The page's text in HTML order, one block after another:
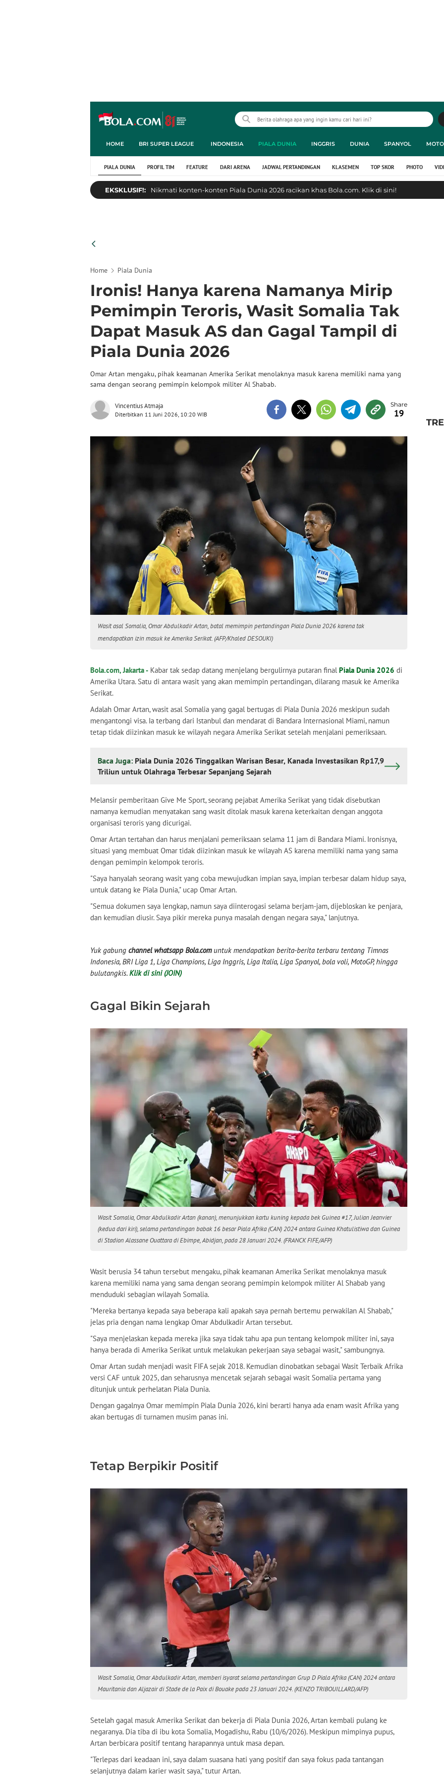
HOME BRI SUPER LEAGUE INDONESIA PIALA DUNIA INGGRIS DUNIA SPANYOL
PIALA DUNIA PROFIL TIM FEATURE DARI ARENA JADWAL PERTANDINGAN KLASEMEN TOP SKOR PHOTO
EKSKLUSIF!: Nikmati konten-konten Piala Dunia 2026 racikan khas Bola.com. Klik di sini!
Home Piala Dunia
Ironis! Hanya karena Namanya Mirip
Pemimpin Teroris, Wasit Somalia Tak
Dapat Masuk AS dan Gagal Tampil di
Piala Dunia 2026
Omar Artan mengaku, pihak keamanan Amerika Serikat menolaknya masuk karena memiliki nama yang
sama dengan seorang pemimpin kelompok militer Al Shabab.
Vincentius Atmaja
Diterbitkan 11 Juni 2026, 10:20 WIB 19
Wasit asal Somalia, Omar Abdulkadir Artan, batal memimpin pertandingan Piala Dunia 2026 karena tak
mendapatkan izin masuk ke Amerika Serikat. (AFP/Khaled DESOUKI)
Bola.com, Jakarta - Kabar tak sedap datang menjelang bergulirnya putaran finalPiala Dunia 2026 di
Amerika Utara. Satu di antara wasit yang akan memimpin pertandingan, dilarang masuk ke Amerika
Serikat.
Adalah Omar Artan, wasit asal Somalia yang gagal bertugas di Piala Dunia 2026 meskipun sudah
mengantongi visa. Ia terbang dari Istanbul dan mendarat di Bandara Internasional Miami, namun
tetap tidak diizinkan masuk ke wilayah negara Amerika Serikat setelah menjalani pemeriksaan.
Baca Juga: Piala Dunia 2026 Tinggalkan Warisan Besar, Kanada Investasikan Rp17,9
Triliun untuk Olahraga Terbesar Sepanjang Sejarah
Melansir pemberitaan Give Me Sport, seorang pejabat Amerika Serikat yang tidak disebutkan
namanya kemudian menyatakan sang wasit ditolak masuk karena keterkaitan dengan anggota
organisasi teroris yang dicurigai.
Omar Artan tertahan dan harus menjalani pemeriksaan selama 11 jam di Bandara Miami. Ironisnya,
situasi yang membuat Omar tidak diizinkan masuk ke wilayah AS karena memiliki nama yang sama
dengan pemimpin kelompok teroris.
"Saya hanyalah seorang wasit yang coba mewujudkan impian saya, impian terbesar dalam hidup saya,
untuk datang ke Piala Dunia," ucap Omar Artan.
"Semua dokumen saya lengkap, namun saya diinterogasi selama berjam-jam, dijebloskan ke penjara,
dan kemudian diusir. Saya pikir mereka punya masalah dengan negara saya," lanjutnya.
Yuk gabung channel whatsapp Bola.comuntuk mendapatkan berita-berita terbaru tentang Timnas
Indonesia, BRI Liga 1, Liga Champions, Liga Inggris, Liga Italia, Liga Spanyol, bola voli, MotoGP, hingga
bulutangkis. Klik di sini (JOIN)
Gagal Bikin Sejarah
Wasit Somalia, Omar Abdulkadir Artan (kanan), menunjukkan kartu kuning kepada bek Guinea #17, Julian Jeanvier
(kedua dari kiri), selama pertandingan babak 16 besar Piala Afrika (CAN) 2024 antara Guinea Khatulistiwa dan Guinea
di Stadion Alassane Ouattara di Ebimpe, Abidjan, pada 28 Januari 2024. (FRANCK FIFE/AFP)
Wasit berusia 34 tahun tersebut mengaku, pihak keamanan Amerika Serikat menolaknya masuk
karena memiliki nama yang sama dengan seorang pemimpin kelompok militer Al Shabab yang
menduduki sebagian wilayah Somalia.
"Mereka bertanya kepada saya beberapa kali apakah saya pernah bertemu perwakilan Al Shabab,"
jelas pria dengan nama lengkap Omar Abdulkadir Artan tersebut.
"Saya menjelaskan kepada mereka jika saya tidak tahu apa pun tentang kelompok militer ini, saya
hanya berada di Amerika Serikat untuk melakukan pekerjaan saya sebagai wasit," sambungnya.
Omar Artan sudah menjadi wasit FIFA sejak 2018. Kemudian dinobatkan sebagai Wasit Terbaik Afrika
versi CAF untuk 2025, dan seharusnya mencetak sejarah sebagai wasit Somalia pertama yang
ditunjuk untuk perhelatan Piala Dunia.
Dengan gagalnya Omar memimpin Piala Dunia 2026, kini berarti hanya ada enam wasit Afrika yang
akan bertugas di turnamen musim panas ini.
Tetap Berpikir Positif
Wasit Somalia, Omar Abdulkadir Artan, memberi isyarat selama pertandingan Grup D Piala Afrika (CAN) 2024 antara
Mauritania dan Aljazair di Stade de la Paix di Bouake pada 23 Januari 2024. (KENZO TRIBOUILLARD/AFP)
Setelah gagal masuk Amerika Serikat dan bekerja di Piala Dunia 2026, Artan kembali pulang ke
negaranya. Dia tiba di ibu kota Somalia, Mogadishu, Rabu (10/6/2026). Meskipun mimpinya pupus,
Artan berbicara positif tentang harapannya untuk masa depan.
"Terlepas dari keadaan ini, saya dalam suasana hati yang positif dan saya fokus pada tantangan
selanjutnya dalam karier wasit saya," tutur Artan.